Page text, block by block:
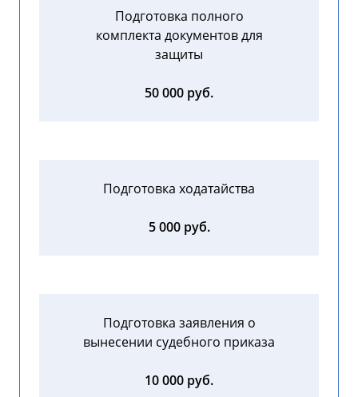
Подготовка полного
комплекта документов для
защиты
50 000 руб.
Подготовка ходатайства
5 000 руб.
Подготовка заявления о
вынесении судебного приказа
10 000 руб.